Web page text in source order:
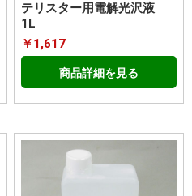
テリスター用電解光沢液
1L
￥1,617
商品詳細を見る